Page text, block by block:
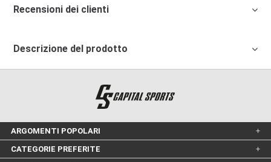
Recensioni dei clienti
Descrizione del prodotto
ARGOMENTI POPOLARI
CATEGORIE PREFERITE